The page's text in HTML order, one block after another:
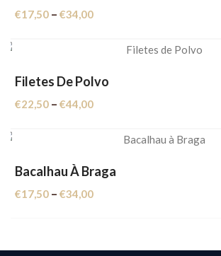
€17,50 – €34,00Price
through
Filetes De Polvo
€22,50 – €44,00Price
through
Bacalhau À Braga
€17,50 – €34,00Price
€34,00